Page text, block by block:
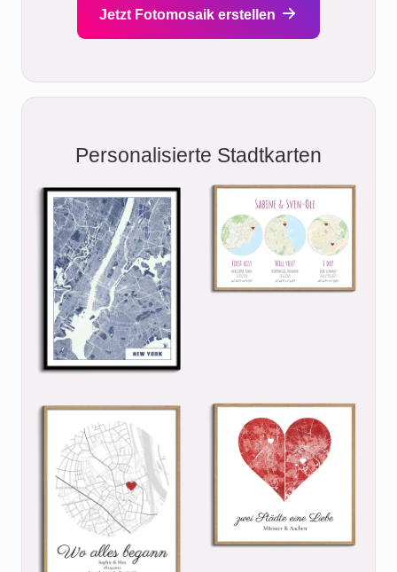
Jetzt Fotomosaik erstellen
Personalisierte Stadtkarten